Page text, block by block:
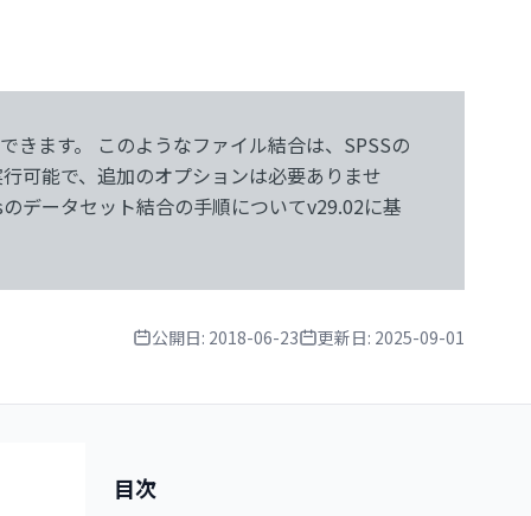
公開日: 2018-06-23 更新日: 2025-09-01
目次